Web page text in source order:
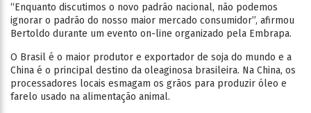
“Enquanto discutimos o novo padrão nacional, não podemos
ignorar o padrão do nosso maior mercado consumidor”, afirmou
Bertoldo durante um evento on-line organizado pela Embrapa.
O Brasil é o maior produtor e exportador de soja do mundo e a
China é o principal destino da oleaginosa brasileira. Na China, os
processadores locais esmagam os grãos para produzir óleo e
farelo usado na alimentação animal.